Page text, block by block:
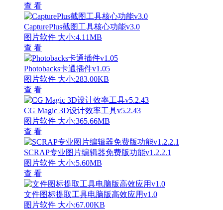
查 看
CapturePlus截图工具核心功能v3.0
图片软件 大小:4.11MB
查 看
Photobacks卡通插件v1.05
图片软件 大小:283.00KB
查 看
CG Magic 3D设计效率工具v5.2.43
图片软件 大小:365.66MB
查 看
SCRAP专业图片编辑器免费版功能v1.2.2.1
图片软件 大小:5.60MB
查 看
文件图标提取工具电脑版高效应用v1.0
图片软件 大小:67.00KB